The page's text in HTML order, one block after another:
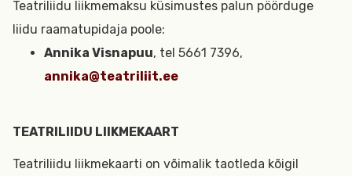
Teatriliidu liikmemaksu küsimustes palun pöörduge
liidu raamatupidaja poole:
Annika Visnapuu, tel 5661 7396,
annika@teatriliit.ee
TEATRILIIDU LIIKMEKAART
Teatriliidu liikmekaarti on võimalik taotleda kõigil